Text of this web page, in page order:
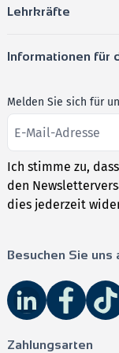
Lehrkräfte
Informationen für
Melden Sie sich für
Ich stimme zu,
den
dies jederzeit
Besuchen Sie uns
Zahlungsarten